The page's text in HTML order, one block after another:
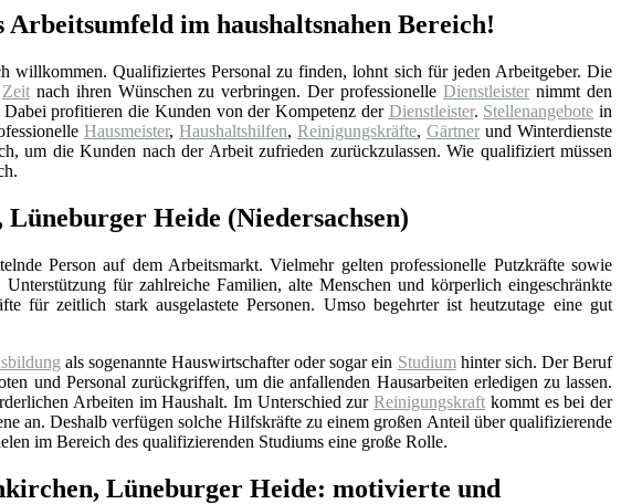
im haushaltsnahen Bereich!
willkommen. Qualifiziertes Personal zu finden, lohnt sich für jeden Arbeitgeber. Die
Zeitnach ihren Wünschen zu verbringen. Der professionelleDienstleister nimmt den
profitieren die Kunden von der Kompetenz der Dienstleister. Stellenangebote in
Hausmeister, Haushaltshilfen, Reinigungskräfte, Gärtner und Winterdienste
um die Kunden nach der Arbeit zufrieden zurückzulassen. Wie qualifiziert müssen
Heide (Niedersachsen)
Person auf dem Arbeitsmarkt. Vielmehr gelten professionelle Putzkräfte sowie
für zahlreiche Familien, alte Menschen und körperlich eingeschränkte
für zeitlich stark ausgelastete Personen. Umso begehrter ist heutzutage eine gut
als sogenannte Hauswirtschafter oder sogar ein Studiumhinter sich. Der Beruf
und Personal zurückgriffen, um die anfallenden Hausarbeiten erledigen zu lassen.
Arbeiten im Haushalt. Im Unterschied zurReinigungskraft kommt es bei der
an. Deshalb verfügen solche Hilfskräfte zu einem großen Anteil über qualifizierende
im Bereich des qualifizierenden Studiums eine große Rolle.
Lüneburger Heide: motivierte und